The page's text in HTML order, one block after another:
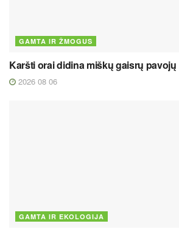
GAMTA IR ŽMOGUS
Karšti orai didina miškų gaisrų pavojų
2026 08 06
GAMTA IR EKOLOGIJA